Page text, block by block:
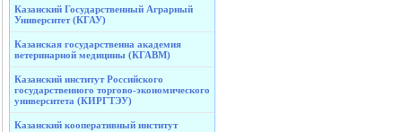
Казанский Государственный Аграрный
Университет (КГАУ)
Казанская государственна академия
ветеринарной медицины (КГАВМ)
Казанский институт Российского
государственного торгово-экономического
университета (КИРГТЭУ)
Казанский кооперативный институт